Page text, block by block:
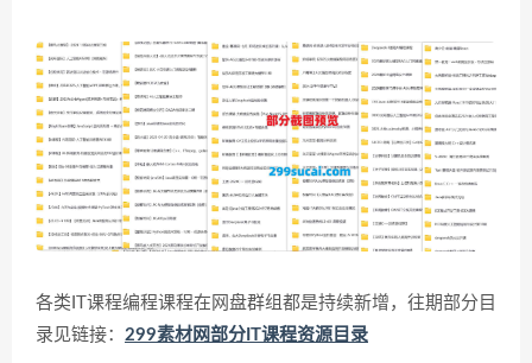
各类IT课程编程课程在网盘群组都是持续新增，往期部分目
录见链接： 299素材网部分IT课程资源目录